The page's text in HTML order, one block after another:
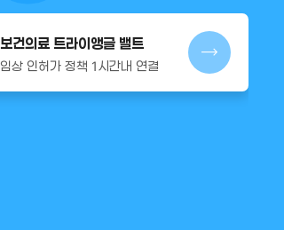
보건의료 트라이앵글 밸트
임상 인허가 정책 1시간내 연결